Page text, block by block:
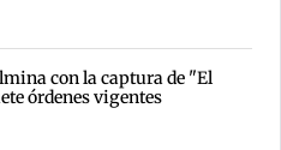
con la captura de "El
órdenes vigentes